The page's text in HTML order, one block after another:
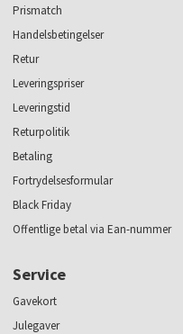
Prismatch
Handelsbetingelser
Retur
Leveringspriser
Leveringstid
Returpolitik
Betaling
Fortrydelsesformular
Black Friday
Offentlige betal via Ean-nummer
Service
Gavekort
Julegaver